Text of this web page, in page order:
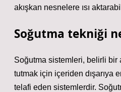
akışkan nesnelere ısı
Soğutma tekniği
Soğutma sistemleri, belirli bir
tutmak için içeriden dışarıya
telafi eden sistemlerdir.